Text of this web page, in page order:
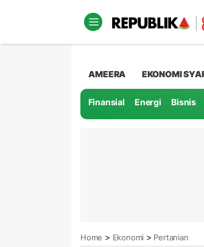
AMEERA EKONOMI
Finansial Energi Bisnis
Home > Ekonomi > Pertanian